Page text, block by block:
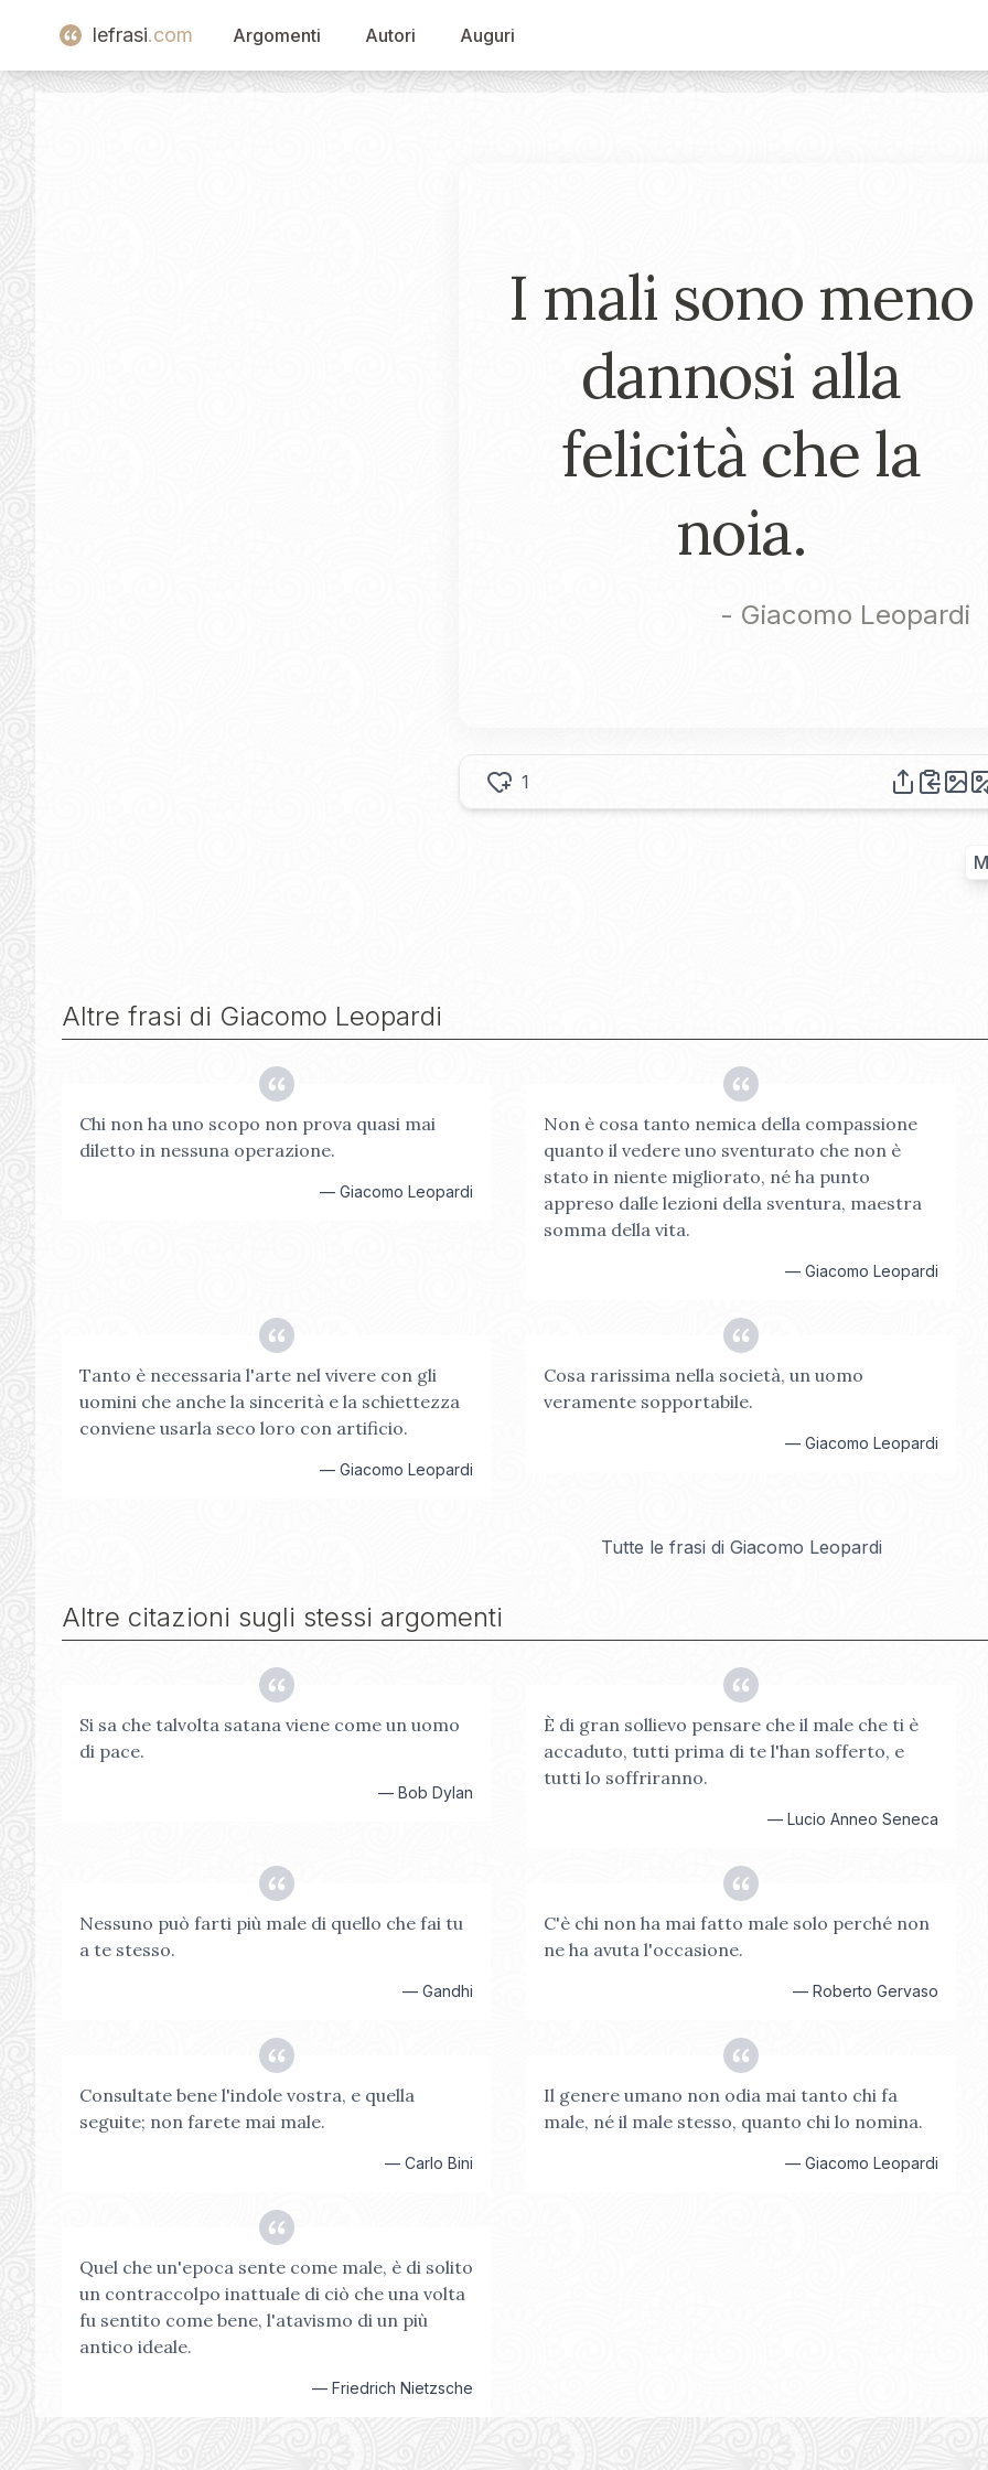
lefrasi.com Argomenti Autori Auguri
I mali sono meno
dannosi alla
felicità che la
noia.
- Giacomo Leopardi
1
Altre frasi di Giacomo Leopardi
Chi non ha uno scopo non prova quasi mai
diletto in nessuna operazione.
—Giacomo Leopardi
Non è cosa tanto nemica della compassione
quanto il vedere uno sventurato che non è
stato in niente migliorato, né ha punto
appreso dalle lezioni della sventura, maestra
somma della vita.
— Giacomo Leopardi
Tanto è necessaria l'arte nel vivere con gli
uomini che anche la sincerità e la schiettezza
conviene usarla seco loro con artificio.
—Giacomo Leopardi
Cosa rarissima nella società, un uomo
veramente sopportabile.
— Giacomo Leopardi
Tutte le frasi di Giacomo Leopardi
Altre citazioni sugli stessi argomenti
Si sa che talvolta satana viene come un uomo
di pace.
—Bob Dylan
È di gran sollievo pensare che il male che ti è
accaduto, tutti prima di te l'han sofferto, e
tutti lo soffriranno.
— Lucio Anneo Seneca
Nessuno può farti più male di quello che fai tu
a te stesso.
—Gandhi
C'è chi non ha mai fatto male solo perché non
ne ha avuta l'occasione.
— Roberto Gervaso
Consultate bene l'indole vostra, e quella
seguite; non farete mai male.
—Carlo Bini
Il genere umano non odia mai tanto chi fa
male, né il male stesso, quanto chi lo nomina.
— Giacomo Leopardi
Quel che un'epoca sente come male, è di solito
un contraccolpo inattuale di ciò che una volta
fu sentito come bene, l'atavismo di un più
antico ideale.
—Friedrich Nietzsche